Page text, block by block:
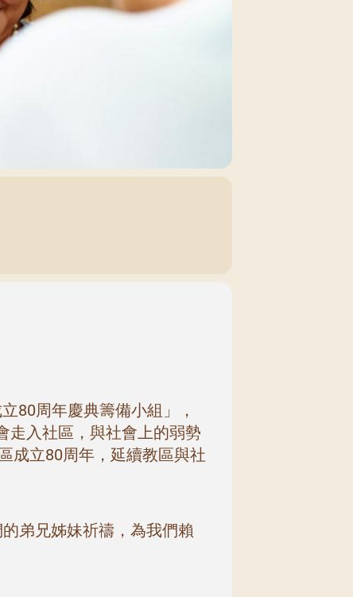
10)
11)
12)
80周年慶典籌備小組」，
走入社區，與社會上的弱勢
成立80周年，延續教區與社
弟兄姊妹祈禱，為我們賴